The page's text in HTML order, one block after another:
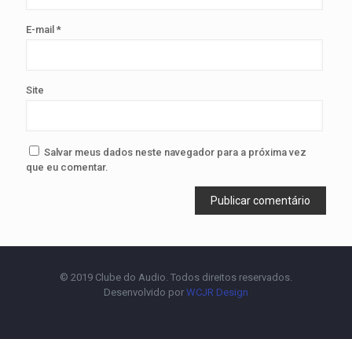
E-mail *
Site
Salvar meus dados neste navegador para a próxima vez
que eu comentar.
© 2019 Clube do Audio. Todos direitos reservados.
Desenvolvido por WCJR Design